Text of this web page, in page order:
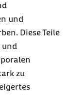
und
Diese Teile
und
zu